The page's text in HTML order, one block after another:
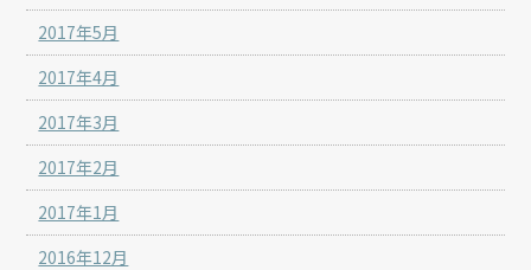
2017年5月
2017年4月
2017年3月
2017年2月
2017年1月
2016年12月